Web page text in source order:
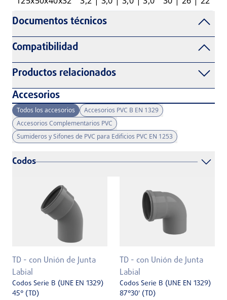
Documentos técnicos
Compatibilidad
Productos relacionados
Accesorios
Todos los accesorios
Accesorios PVC B EN 1329
Accesorios Complementarios PVC
Sumideros y Sifones de PVC para Edificios PVC EN 1253
Codos
TD - con Unión de Junta
Labial
Codos Serie B (UNE EN 1329)
45° (TD)
TD - con Unión de Junta
Labial
Codos Serie B (UNE EN 1329)
87°30' (TD)